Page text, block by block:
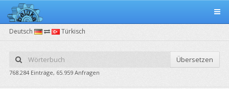
Deutsch Türkisch
Übersetzen
768.284 Einträge, 65.959 Anfragen